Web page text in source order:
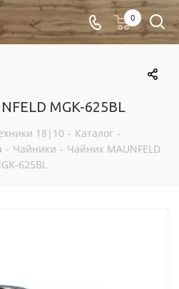
0
MGK-625BL
18|10 - Каталог -
- Чайники - Чайник MAUNFELD
625BL